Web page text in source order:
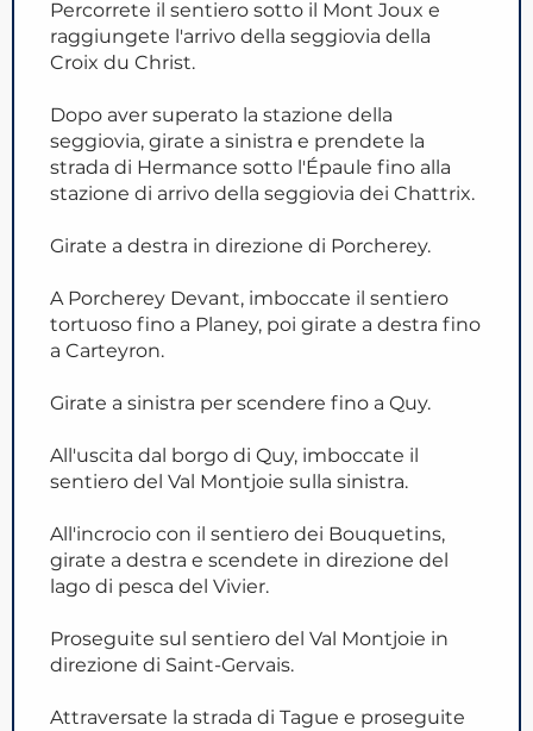
Percorrete il sentiero sotto il Mont Joux e
raggiungete l'arrivo della seggiovia della
Croix du Christ.
Dopo aver superato la stazione della
seggiovia, girate a sinistra e prendete la
strada di Hermance sotto l'Épaule fino alla
stazione di arrivo della seggiovia dei Chattrix.
Girate a destra in direzione di Porcherey.
A Porcherey Devant, imboccate il sentiero
tortuoso fino a Planey, poi girate a destra fino
a Carteyron.
Girate a sinistra per scendere fino a Quy.
All'uscita dal borgo di Quy, imboccate il
sentiero del Val Montjoie sulla sinistra.
All'incrocio con il sentiero dei Bouquetins,
girate a destra e scendete in direzione del
lago di pesca del Vivier.
Proseguite sul sentiero del Val Montjoie in
direzione di Saint-Gervais.
Attraversate la strada di Tague e proseguite